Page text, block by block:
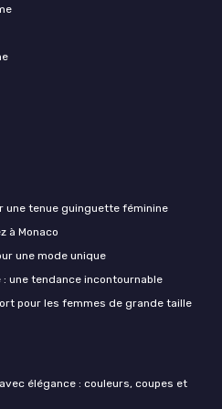
une tenue guinguette féminine
à Monaco
une mode unique
une tendance incontournable
pour les femmes de grande taille
élégance : couleurs, coupes et